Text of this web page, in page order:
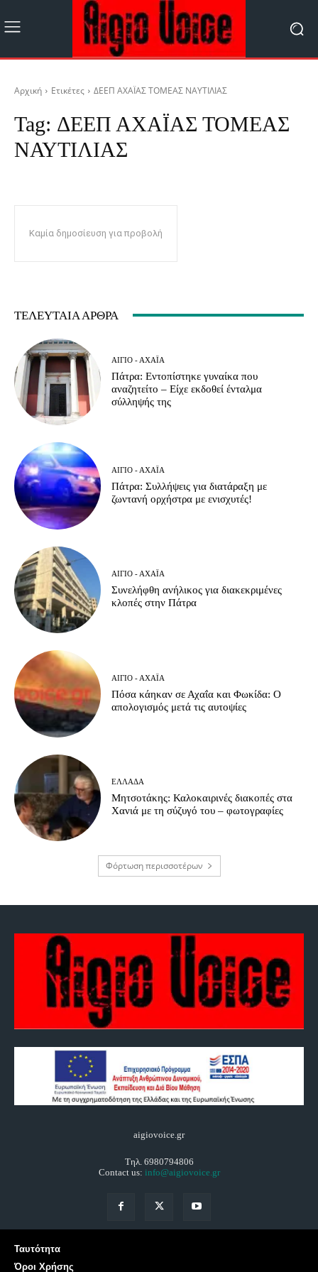
Αρχική Ετικέτες ΔΕΕΠ ΑΧΑΪΑΣ ΤΟΜΕΑΣ ΝΑΥΤΙΛΙΑΣ
Tag: ΔΕΕΠ ΑΧΑΪΑΣ ΤΟΜΕΑΣ
ΝΑΥΤΙΛΙΑΣ
Καμία δημοσίευση για προβολή
ΤΕΛΕΥΤΑΊΑ ΆΡΘΡΑ
ΑΊΓΙΟ - ΑΧΑΪ́Α
Πάτρα: Εντοπίστηκε γυναίκα που
αναζητείτο – Είχε εκδοθεί ένταλμα
σύλληψής της
ΑΊΓΙΟ - ΑΧΑΪ́Α
Πάτρα: Συλλήψεις για διατάραξη με
ζωντανή ορχήστρα με ενισχυτές!
ΑΊΓΙΟ - ΑΧΑΪ́Α
Συνελήφθη ανήλικος για διακεκριμένες
κλοπές στην Πάτρα
ΑΊΓΙΟ - ΑΧΑΪ́Α
Πόσα κάηκαν σε Αχαΐα και Φωκίδα: Ο
απολογισμός μετά τις αυτοψίες
ΕΛΛΆΔΑ
Μητσοτάκης: Καλοκαιρινές διακοπές στα
Χανιά με τη σύζυγό του – φωτογραφίες
Φόρτωση περισσοτέρων
aigiovoice.gr
Τηλ. 6980794806
Contact us: info@aigiovoice.gr
Ταυτότητα
Όροι Χρήσης